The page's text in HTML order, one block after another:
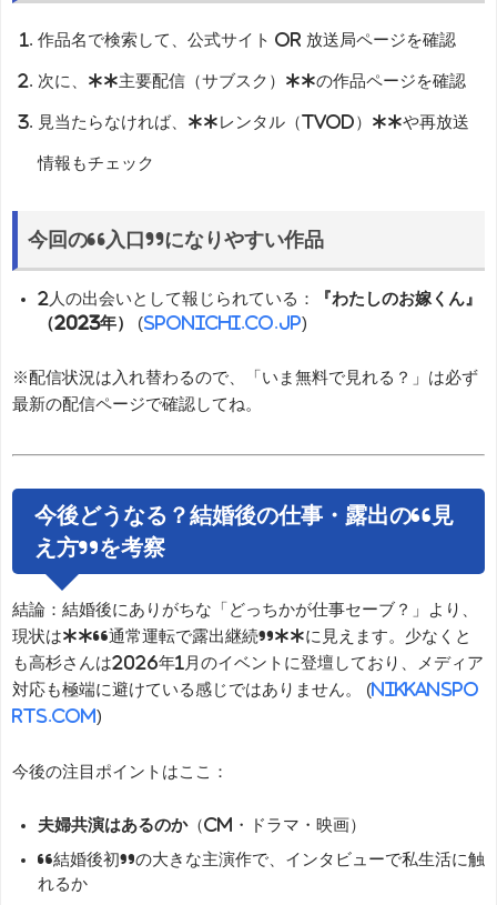
作品名で検索して、公式サイト or 放送局ページを確認
次に、**主要配信（サブスク）**の作品ページを確認
見当たらなければ、**レンタル（TVOD）**や再放送
情報もチェック
今回の“入口”になりやすい作品
2人の出会いとして報じられている：
『わたしのお嫁くん』
（2023年）
(sponichi.co.jp)
※配信状況は入れ替わるので、「いま無料で見れる？」は必ず
最新の配信ページで確認してね。
今後どうなる？結婚後の仕事・露出の“見
え方”を考察
結論：結婚後にありがちな「どっちかが仕事セーブ？」より、
現状は**“通常運転で露出継続”**に見えます。少なくと
も高杉さんは2026年1月のイベントに登壇しており、メディア
対応も極端に避けている感じではありません。 (nikkanspo
rts.com)
今後の注目ポイントはここ：
夫婦共演はあるのか（CM・ドラマ・映画）
“結婚後初”の大きな主演作で、インタビューで私生活に触
れるか